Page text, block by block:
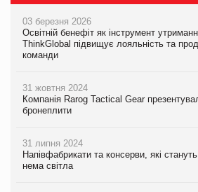
03 березня 2026
Освітній бенефіт як інструмент
ThinkGlobal підвищує лояльність та
команди
31 жовтня 2024
Компанія Rarog Tactical Gear
бронеплити
31 липня 2024
Напівфабрикати та консерви, які
нема світла